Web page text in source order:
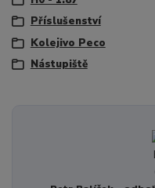
Příslušenství
Kolejivo Peco
Nástupiště